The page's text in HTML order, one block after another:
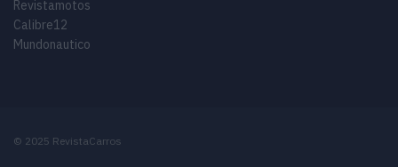
Revistamotos
Calibre12
Mundonautico
© 2025 RevistaCarros